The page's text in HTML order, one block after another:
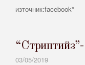
източник:facebook*
03/05/2019